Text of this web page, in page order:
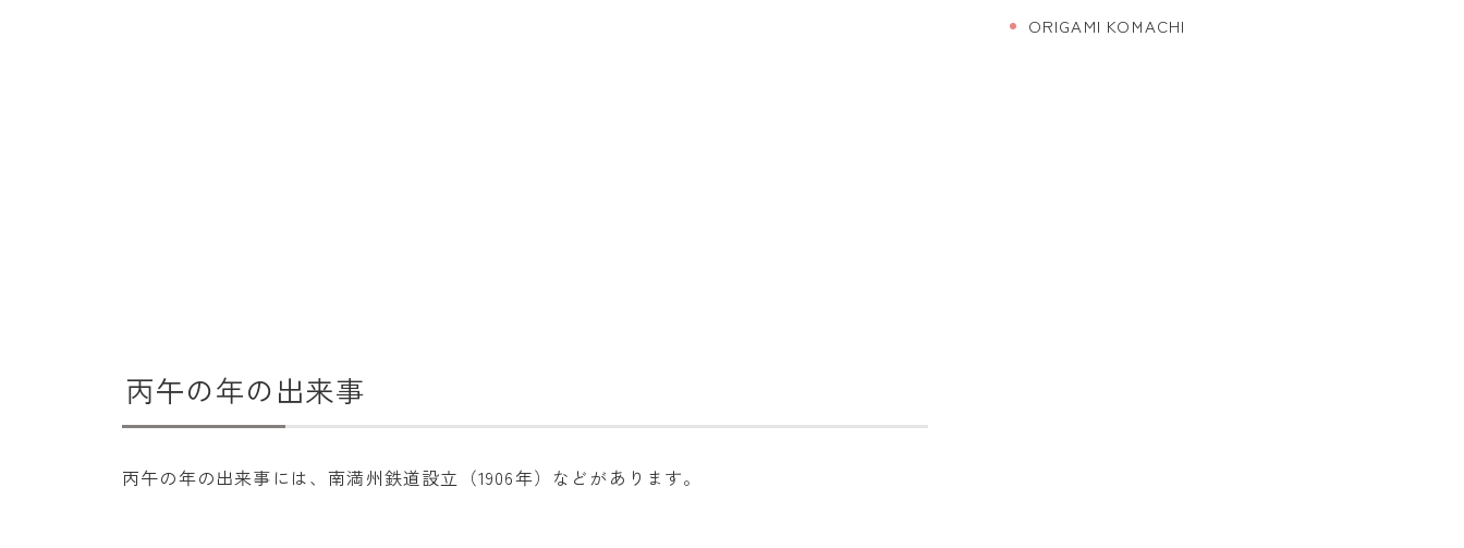
丙午の年の出来事
丙午の年の出来事には、南満州鉄道設立（1906年）などがあります。
ORIGAMI KOMACHI